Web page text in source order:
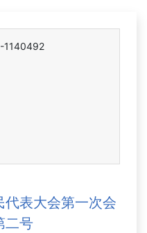
1140492
表大会第一次会
二号